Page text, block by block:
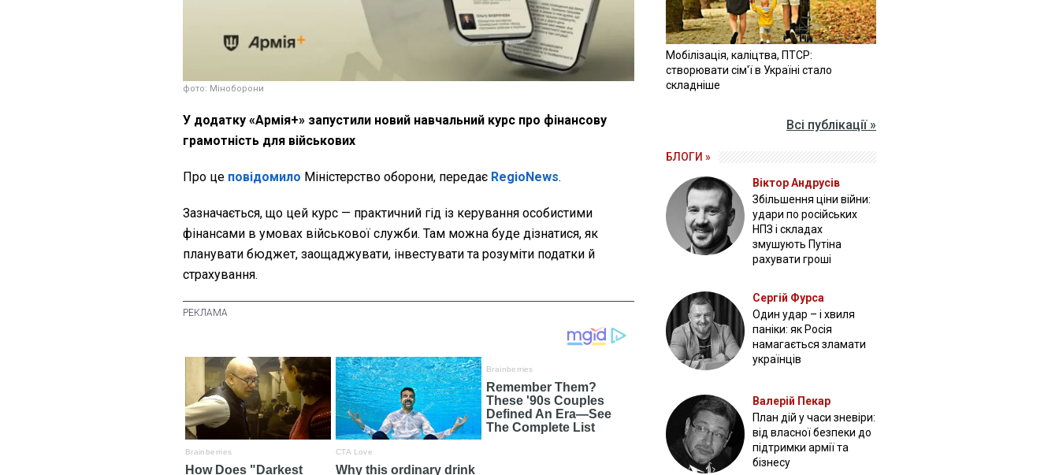
фото: Міноборони
У додатку «Армія+» запустили новий навчальний курс про фінансову
грамотність для військових
Про це повідомило Міністерство оборони, передає RegioNews.
Зазначається, що цей курс — практичний гід із керування особистими
фінансами в умовах військової служби. Там можна буде дізнатися, як
планувати бюджет, заощаджувати, інвестувати та розуміти податки й
страхування.
Мобілізація, каліцтва, ПТСР:
створювати сім'ї в Україні стало
складніше
Всі публікації »
БЛОГИ »
Віктор Андрусів
Збільшення ціни війни:
удари по російських
НПЗ і складах
змушують Путіна
рахувати гроші
Сергій Фурса
Один удар – і хвиля
паніки: як Росія
намагається зламати
українців
Валерій Пекар
План дій у часи зневіри:
від власної безпеки до
підтримки армії та
бізнесу